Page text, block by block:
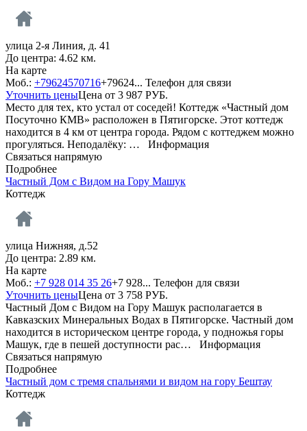
улица 2-я Линия, д. 41
До центра: 4.62 км.
На карте
Моб.: +79624570716+79624... Телефон для связи
Уточнить ценыЦена от 3 987 РУБ.
Место для тех, кто устал от соседей! Коттедж «Частный дом
Посуточно КМВ» расположен в Пятигорске. Этот коттедж
находится в 4 км от центра города. Рядом с коттеджем можно
прогуляться. Неподалёку: … Информация
Связаться напрямую
Подробнее
Частный Дом с Видом на Гору Машук
Коттедж
улица Нижняя, д.52
До центра: 2.89 км.
На карте
Моб.: +7 928 014 35 26+7 928... Телефон для связи
Уточнить ценыЦена от 3 758 РУБ.
Частный Дом с Видом на Гору Машук располагается в
Кавказских Минеральных Водах в Пятигорске. Частный дом
находится в историческом центре города, у подножья горы
Машук, где в пешей доступности рас… Информация
Связаться напрямую
Подробнее
Частный дом с тремя спальнями и видом на гору Бештау
Коттедж